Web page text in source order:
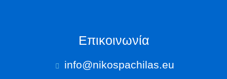
Επικοινωνία
info@nikospachilas.eu​